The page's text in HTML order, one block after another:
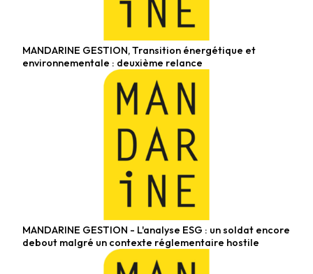
Fonds actions
MANDARINE GESTION, Transition énergétique et
environnementale : deuxième relance
Fonds diversifiés
MANDARINE GESTION - L'analyse ESG : un soldat encore
debout malgré un contexte réglementaire hostile